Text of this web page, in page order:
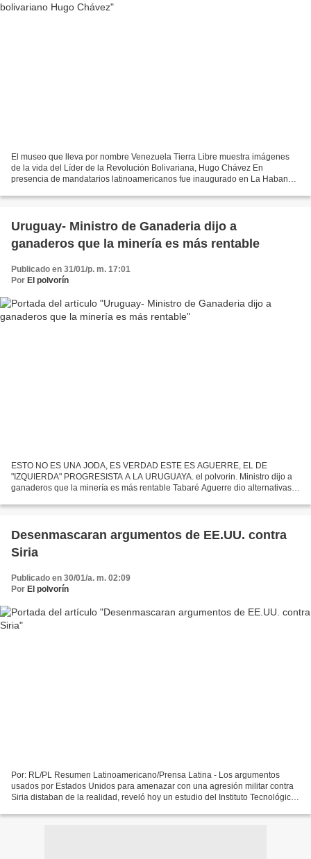
El museo que lleva por nombre Venezuela Tierra Libre muestra imágenes
de la vida del Líder de la Revolución Bolivariana, Hugo Chávez En
presencia de mandatarios latinoamericanos fue inaugurado en La Habana,
Uruguay- Ministro de Ganaderia dijo a
ganaderos que la minería es más rentable
Publicado en 31/01/p. m. 17:01
Por El polvorín
ESTO NO ES UNA JODA, ES VERDAD ESTE ES AGUERRE, EL DE
"IZQUIERDA" PROGRESISTA A LA URUGUAYA. el polvorin. Ministro dijo a
ganaderos que la minería es más rentable Tabaré Aguerre dio alternativas:
Desenmascaran argumentos de EE.UU. contra
Siria
Publicado en 30/01/a. m. 02:09
Por El polvorín
Por: RL/PL Resumen Latinoamericano/Prensa Latina - Los argumentos
usados por Estados Unidos para amenazar con una agresión militar contra
Siria distaban de la realidad, reveló hoy un estudio del Instituto Tecnológico